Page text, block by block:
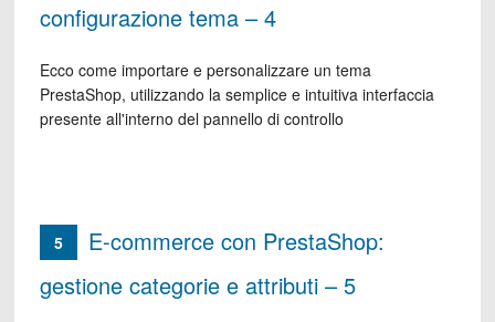
configurazione tema – 4
Ecco come importare e personalizzare un tema
PrestaShop, utilizzando la semplice e intuitiva interfaccia
presente all'interno del pannello di controllo
5
E-commerce con PrestaShop:
gestione categorie e attributi – 5